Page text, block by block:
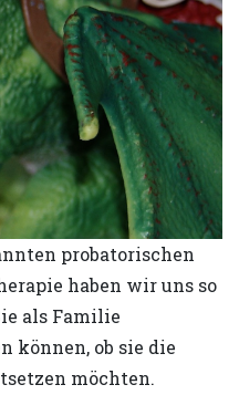
probatorischen
haben wir uns so
als Familie
können, ob sie die
möchten.